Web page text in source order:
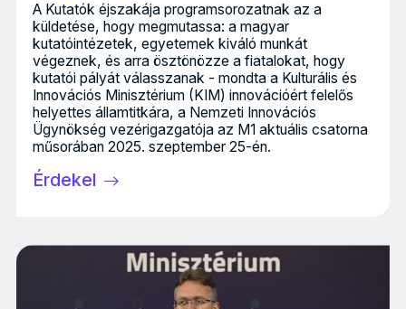
A Kutatók éjszakája programsorozatnak az a
küldetése, hogy megmutassa: a magyar
kutatóintézetek, egyetemek kiváló munkát
végeznek, és arra ösztönözze a fiatalokat, hogy
kutatói pályát válasszanak - mondta a Kulturális és
Innovációs Minisztérium (KIM) innovációért felelős
helyettes államtitkára, a Nemzeti Innovációs
Ügynökség vezérigazgatója az M1 aktuális csatorna
műsorában 2025. szeptember 25-én.
Érdekel